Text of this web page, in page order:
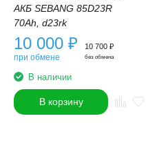
АКБ SEBANG 85D23R
70Ah, d23rk
10 000 ₽
при обмене
10 700 ₽
без обмена
В наличии
В корзину